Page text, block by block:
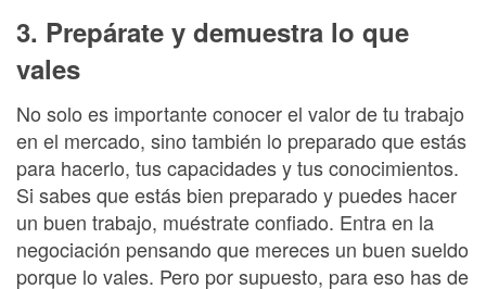
3. Prepárate y demuestra lo que
vales
No solo es importante conocer el valor de tu trabajo
en el mercado, sino también lo preparado que estás
para hacerlo, tus capacidades y tus conocimientos.
Si sabes que estás bien preparado y puedes hacer
un buen trabajo, muéstrate confiado. Entra en la
negociación pensando que mereces un buen sueldo
porque lo vales. Pero por supuesto, para eso has de